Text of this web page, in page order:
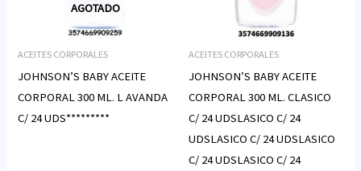
AGOTADO
ACEITES CORPORALES
JOHNSON’S BABY ACEITE
CORPORAL 300 ML. L AVANDA
C/ 24 UDS*********
ACEITES CORPORALES
JOHNSON’S BABY ACEITE
CORPORAL 300 ML. CLASICO
C/ 24 UDSLASICO C/ 24
UDSLASICO C/ 24 UDSLASICO
C/ 24 UDSLASICO C/ 24